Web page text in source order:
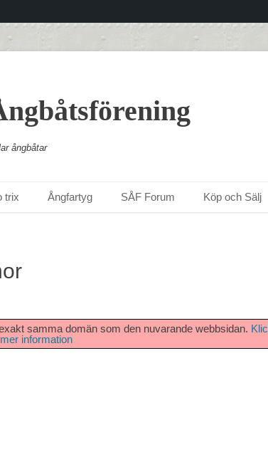
ångbåtar
trix Ångfartyg SÅF Forum Köp och Sälj
samma domän som den nuvarande webbsidan.
information